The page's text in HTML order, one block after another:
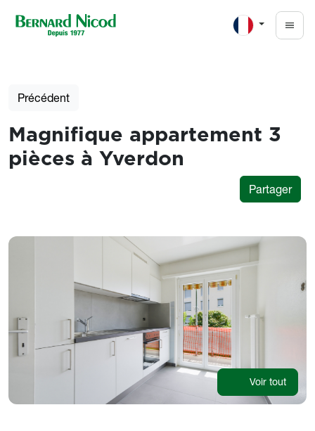
Précédent
Magnifique appartement 3
pièces à Yverdon
Partager
Photos
Voir tout